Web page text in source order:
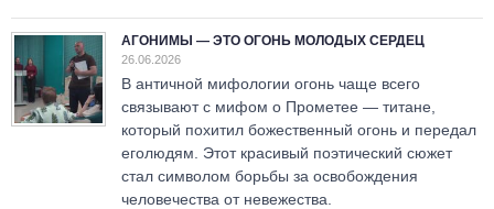
АГОНИМЫ — ЭТО ОГОНЬ МОЛОДЫХ СЕРДЕЦ
26.06.2026
В античной мифологии огонь чаще всего
связывают с мифом о Прометее — титане,
который похитил божественный огонь и передал
еголюдям. Этот красивый поэтический сюжет
стал символом борьбы за освобождения
человечества от невежества.